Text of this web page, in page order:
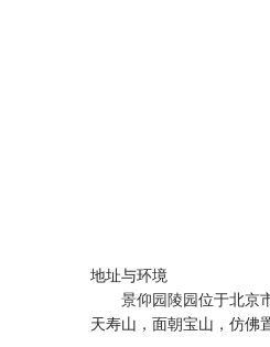
地址与环境
景仰园陵园位于北京
天寿山，面朝宝山，仿佛